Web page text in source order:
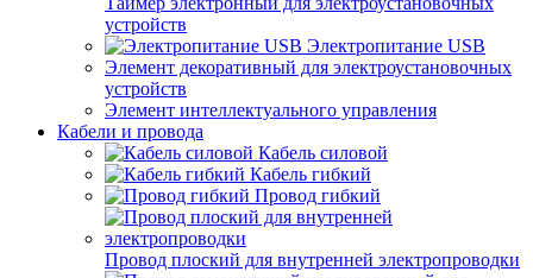
устройств
Электропитание USB
Элемент декоративный для электроустановочных
устройств
Элемент интеллектуального управления
Кабели и провода
Кабель силовой
Кабель гибкий
Провод гибкий
Провод плоский для внутренней электропроводки